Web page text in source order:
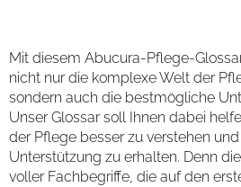
Mit diesem Abucura-Pflege-
nicht nur die komplexe Welt der
sondern auch die bestmögliche
Unser Glossar soll Ihnen dabei
der Pflege besser zu verstehen
Unterstützung zu erhalten. Denn
voller Fachbegriffe, die auf den